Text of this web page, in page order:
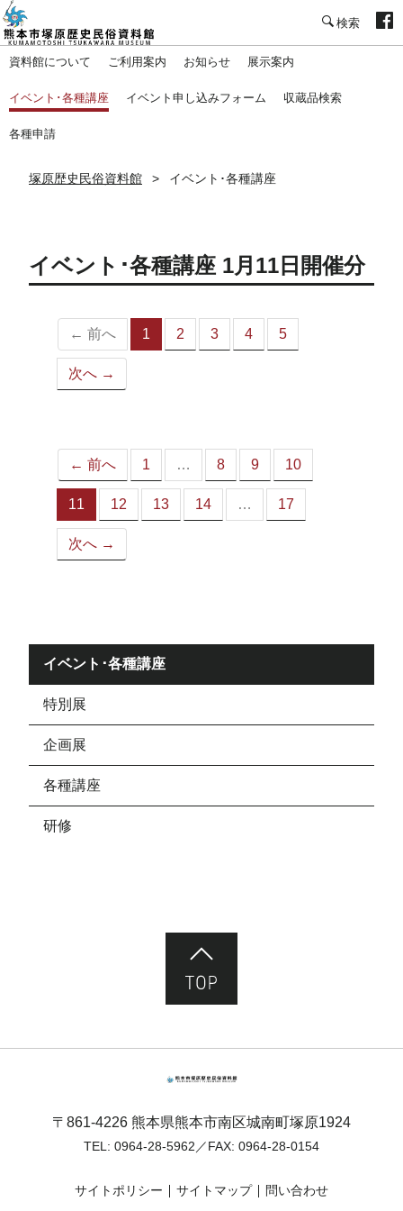
資料館について ご利用案内 お知らせ 展示案内
イベント･各種講座 イベント申し込みフォーム 収蔵品検索
各種申請
塚原歴史民俗資料館 イベント･各種講座
イベント･各種講座 1月11日開催分
← 前へ 1
（こ
2 3 4 5
次へ →
← 前へ 1 … 8 9 10
11
（こ
の
ペ
12 13 14 … 17
次へ →
イベント･各種講座
特別展
企画展
各種講座
研修
〒861-4226 熊本県熊本市南区城南町塚原1924
TEL: 0964-28-5962 ／FAX: 0964-28-0154
サイトポリシー サイトマップ 問い合わせ